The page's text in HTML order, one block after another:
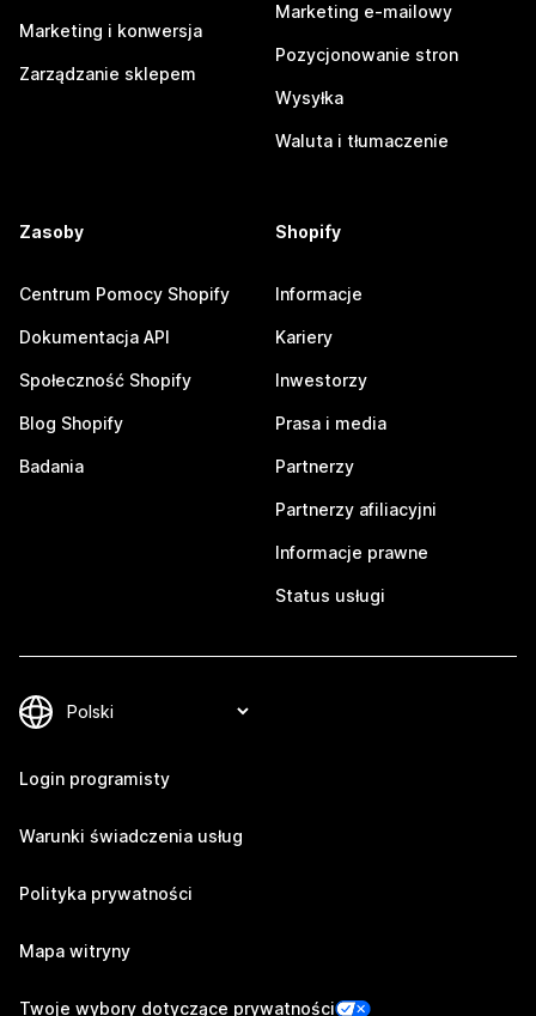
Marketing i konwersja
Zarządzanie sklepem
Marketing e-mailowy
Pozycjonowanie stron
Wysyłka
Waluta i tłumaczenie
Zasoby
Centrum Pomocy Shopify
Dokumentacja API
Społeczność Shopify
Blog Shopify
Badania
Shopify
Informacje
Kariery
Inwestorzy
Prasa i media
Partnerzy
Partnerzy afiliacyjni
Informacje prawne
Status usługi
Login programisty
Warunki świadczenia usług
Polityka prywatności
Mapa witryny
Twoje wybory dotyczące prywatności